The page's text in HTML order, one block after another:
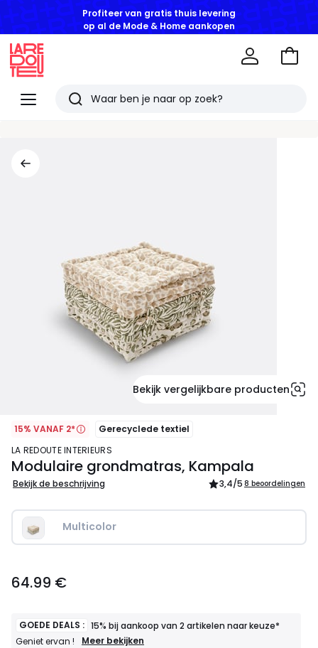
Profiteer van gratis thuis levering
op al de Mode & Home aankopen
Menu
Redoute
Zoeken
Naar
Bekijk vergelijkbare producten
15% VANAF 2*
Gerecyclede textiel
LA REDOUTE INTERIEURS
Modulaire grondmatras, Kampala
Bekijk de beschrijving 3,4/5 8 beoordelingen
Multicolor
€.
64.99 €
GOEDE DEALS : 15% bij aankoop van 2 artikelen naar keuze*
Geniet ervan !
GOEDE
Meer bekijken